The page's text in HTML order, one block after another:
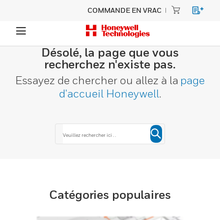
COMMANDE EN VRAC
Désolé, la page que vous
recherchez n'existe pas.
Essayez de chercher ou allez à la page
d'accueil Honeywell.
Catégories populaires